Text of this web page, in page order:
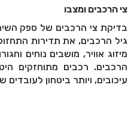
צי הרכבים ומצבו
בדיקת צי הרכבים של ספק
גיל הרכבים, את תדירות
מיזוג אוויר, מושבים נוחים
הרכבים. רכבים מתוחזקים
עיכובים, ויותר ביטחון לעובדים